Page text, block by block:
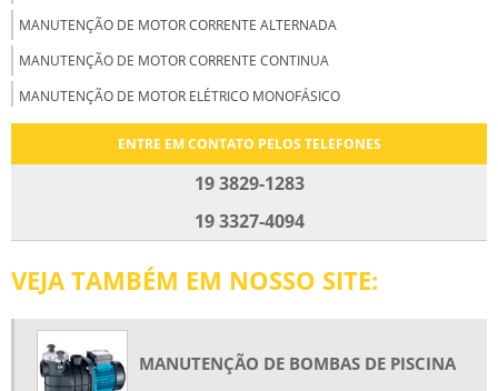
MANUTENÇÃO DE MOTOR CORRENTE ALTERNADA
MANUTENÇÃO DE MOTOR CORRENTE CONTINUA
MANUTENÇÃO DE MOTOR ELÉTRICO MONOFÁSICO
MANUTENÇÃO DE MOTORES CC
MANUTENÇÃO DE MOTORES TRIFÁSICOS
MANUTENÇÃO DE VENTILADORES INDUSTRIAIS
MANUTENÇÃO EM MOTORES ELÉTRICOS DE CORRENTE ALTERNADA
MANUTENÇÃO PREVENTIVA DE MOTORES ELÉTRICOS
ENTRE EM CONTATO PELOS TELEFONES
19 3829-1283
19 3327-4094
VEJA TAMBÉM EM NOSSO SITE:
MANUTENÇÃO DE BOMBAS DE PISCINA